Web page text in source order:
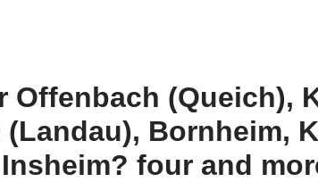
Offenbach (Queich),
Bornheim,
four and